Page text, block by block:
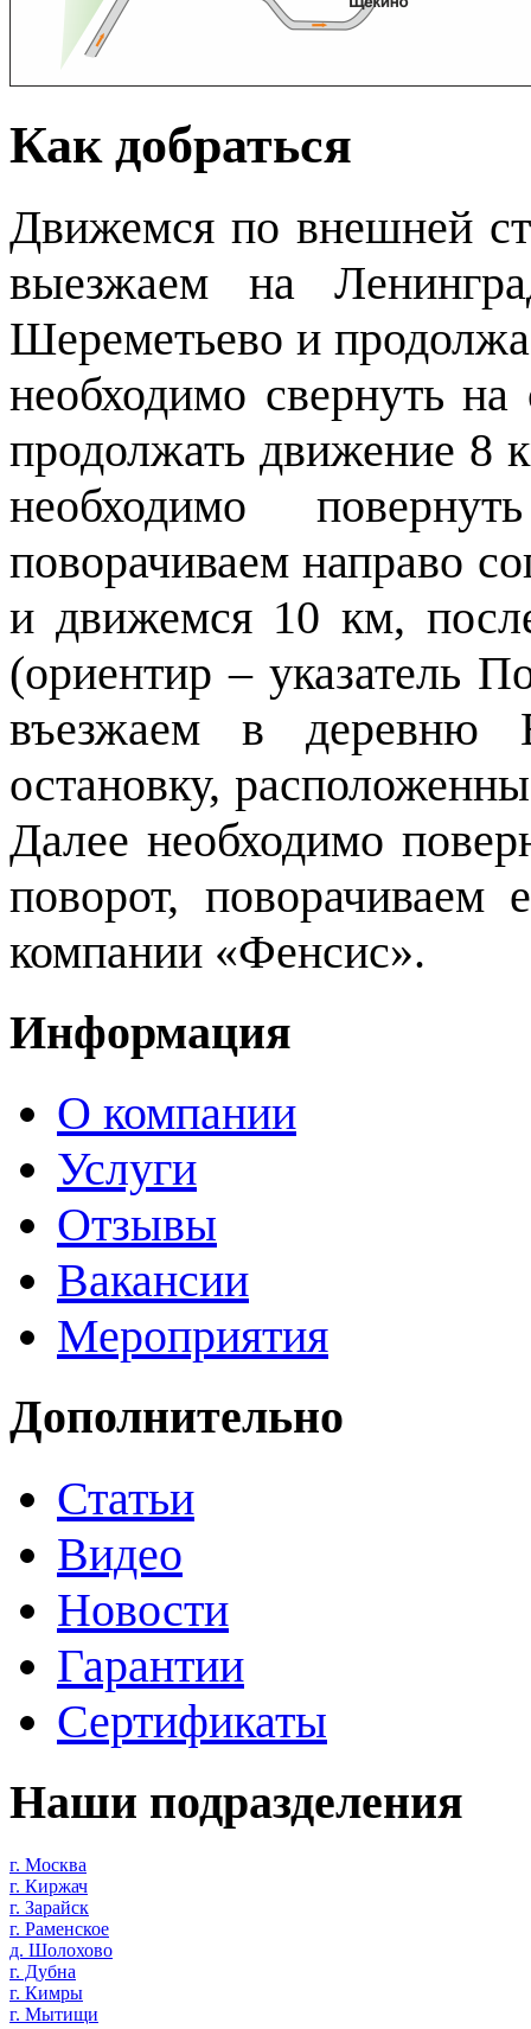
Как добраться
Движемся по внешней
выезжаем на
Шереметьево и
необходимо свернуть
продолжать движение 8
необходимо
поворачиваем направо
и движемся 10 км,
(ориентир – указатель
въезжаем в деревню
остановку,
Далее необходимо
поворот,
компании «Фенсис».
Информация
О компании
Услуги
Отзывы
Вакансии
Мероприятия
Дополнительно
Статьи
Видео
Новости
Гарантии
Сертификаты
Наши подразделения
г. Москва
г. Киржач
г. Зарайск
г. Раменское
д. Шолохово
г. Дубна
г. Кимры
г. Мытищи